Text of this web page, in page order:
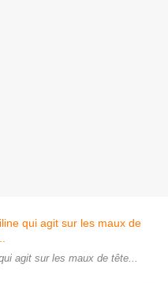
agit sur les maux de tête...